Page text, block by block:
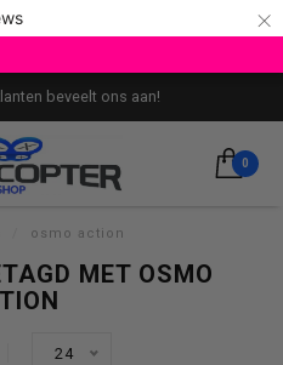
×
beveelt ons aan!
0
osmo action
MET OSMO
24